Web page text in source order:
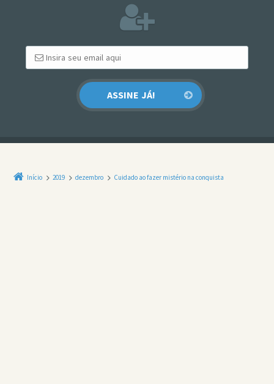
Início 2019 dezembro Cuidado ao fazer mistério na conquista